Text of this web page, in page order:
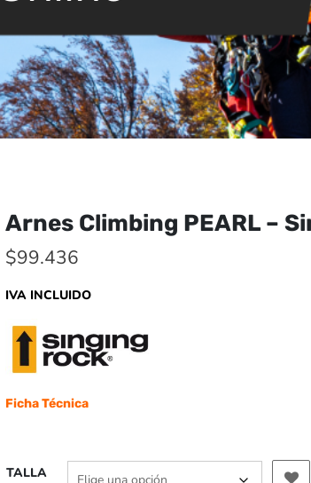
Arnes Climbing PEARL –
$99.436
IVA INCLUIDO
Ficha Técnica
TALLA